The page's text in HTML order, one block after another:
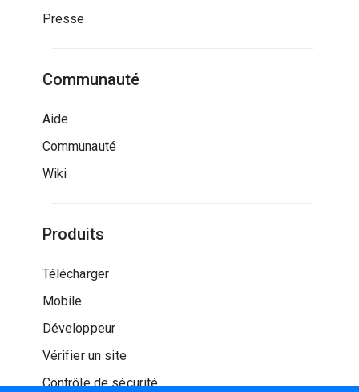
Presse
Communauté
Aide
Communauté
Wiki
Produits
Télécharger
Mobile
Développeur
Vérifier un site
Contrôle de sécurité